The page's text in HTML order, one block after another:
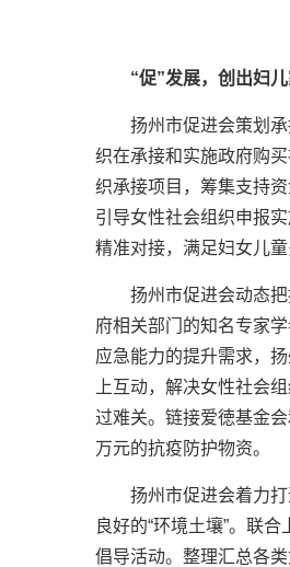
“促”发展，创出妇
扬州市促进会策划
织在承接和实施政府购
织承接项目，筹集支持
引导女性社会组织申报
精准对接，满足妇女儿童
扬州市促进会动态
府相关部门的知名专家
应急能力的提升需求，
上互动，解决女性社会
过难关。链接爱徳基金
万元的抗疫防护物资。
扬州市促进会着力
良好的“环境土壤”。联
倡导活动。整理汇总各